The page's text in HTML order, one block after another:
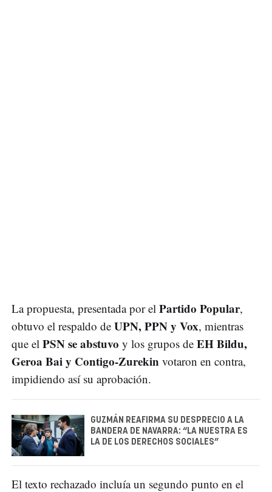
La propuesta, presentada por el Partido Popular,
obtuvo el respaldo de UPN, PPN y Vox, mientras
que el PSN se abstuvo y los grupos de EH Bildu,
Geroa Bai y Contigo-Zurekin votaron en contra,
impidiendo así su aprobación.
GUZMÁN REAFIRMA SU DESPRECIO A LA
BANDERA DE NAVARRA: “LA NUESTRA ES
LA DE LOS DERECHOS SOCIALES”
El texto rechazado incluía un segundo punto en el